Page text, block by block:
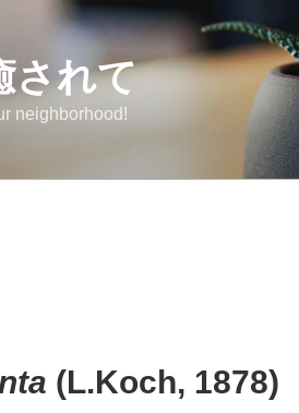
されて
neighborhood!
(L.Koch, 1878)